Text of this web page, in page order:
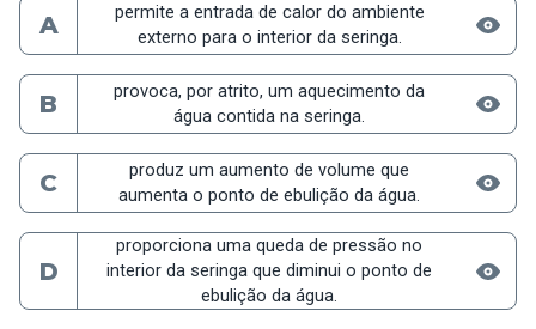
A
permite a entrada de calor do ambiente
externo para o interior da seringa.
B
provoca, por atrito, um aquecimento da
água contida na seringa.
C
produz um aumento de volume que
aumenta o ponto de ebulição da água.
D
proporciona uma queda de pressão no
interior da seringa que diminui o ponto de
ebulição da água.